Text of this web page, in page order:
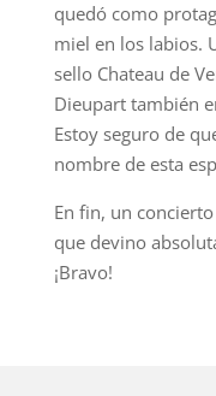
quedó como
miel en los labios.
sello Chateau de
Dieupart también
Estoy seguro de
nombre de esta
En fin, un
que devino
¡Bravo!